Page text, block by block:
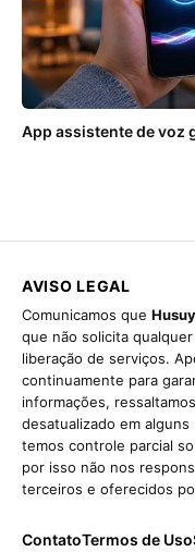
App assistente de voz
AVISO LEGAL
Comunicamos que Husuy
que não solicita
liberação de serviços.
continuamente para
informações,
desatualizado em
temos controle parcial
por isso não nos
terceiros e oferecidos
ContatoTermos de Uso